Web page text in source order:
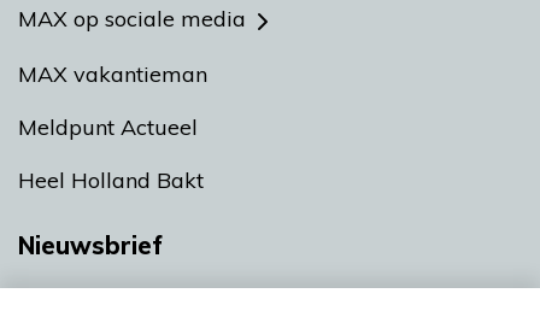
MAX op sociale media
MAX vakantieman
Meldpunt Actueel
Heel Holland Bakt
Nieuwsbrief